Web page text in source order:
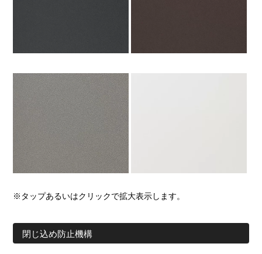
※タップあるいはクリックで拡大表示します。
閉じ込め防止機構